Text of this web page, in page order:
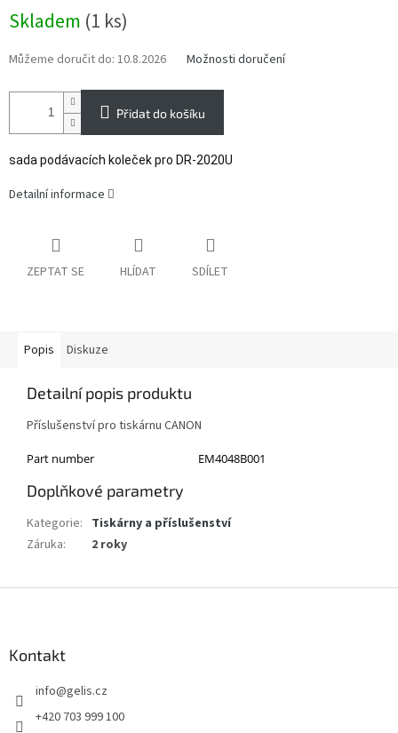
cena:
Skladem (1 ks)
Můžeme doručit do: 10.8.2026 Možnosti doručení
Přidat do košíku
sada podávacích koleček pro DR-2020U
Detailní informace
ZEPTAT SE HLÍDAT SDÍLET
Popis Diskuze
Detailní popis produktu
Příslušenství pro tiskárnu CANON
Part number EM4048B001
Doplňkové parametry
Kategorie: Tiskárny a příslušenství
Záruka: 2 roky
Kontakt
info@gelis.cz
+420 703 999 100